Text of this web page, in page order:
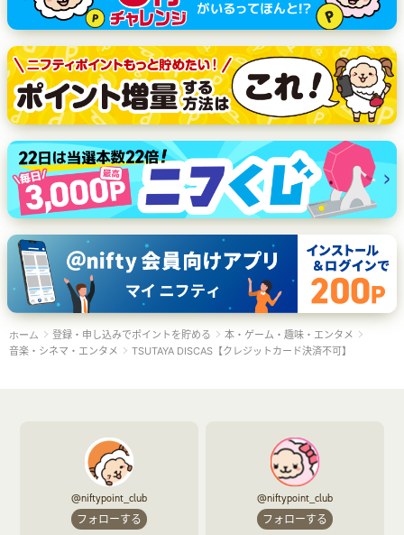
ホーム 登録・申し込みでポイントを貯める
本・ゲーム・趣味・エンタメ
音楽・シネマ・エンタメ
TSUTAYA DISCAS【クレジットカード決済不可】
@niftypoint_club
フォローする
@niftypoint_club
フォローする